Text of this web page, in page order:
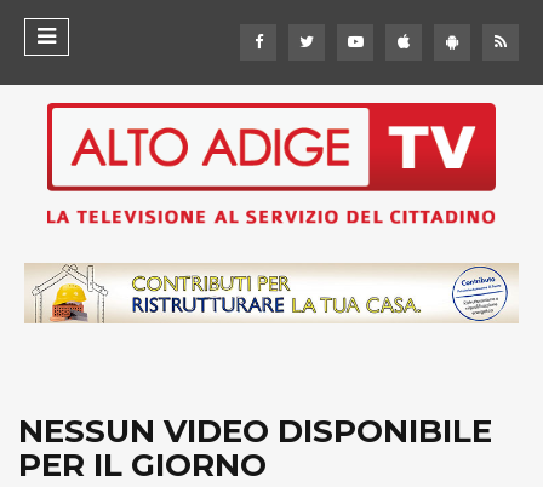
NESSUN VIDEO DISPONIBILE
PER IL GIORNO